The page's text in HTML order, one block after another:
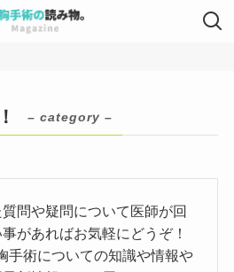
– category –
問や疑問について医師が回
があればお気軽にどうぞ！
手術についての知識や情報や